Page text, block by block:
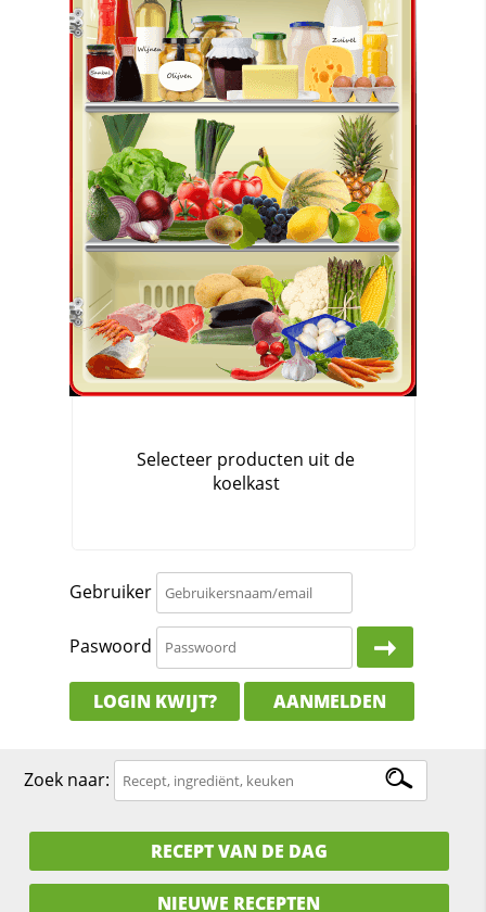
Gebruiker
Paswoord
LOGIN KWIJT? AANMELDEN
Zoek naar:
RECEPT VAN DE DAG
NIEUWE RECEPTEN